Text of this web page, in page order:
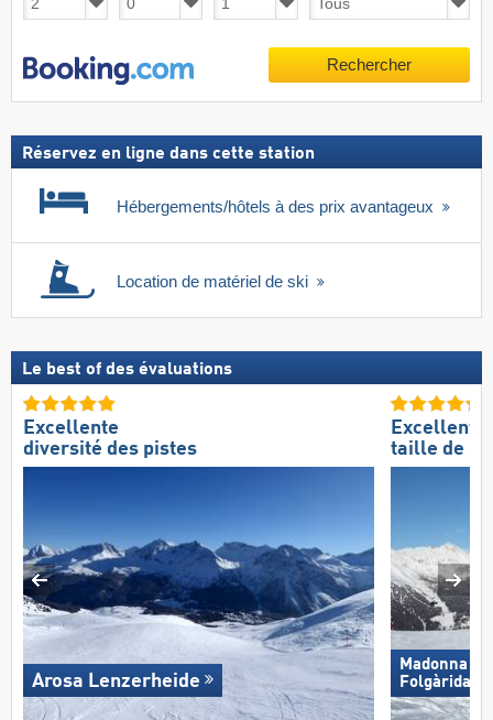
Rechercher
Réservez en ligne dans cette station
Hébergements/hôtels à des prix avantageux
Location de matériel de ski
Le best of des évaluations
Excellente
diversité des pistes
Arosa Lenzerheide
Excellente
taille de
Madonna di
Folgàrida/​